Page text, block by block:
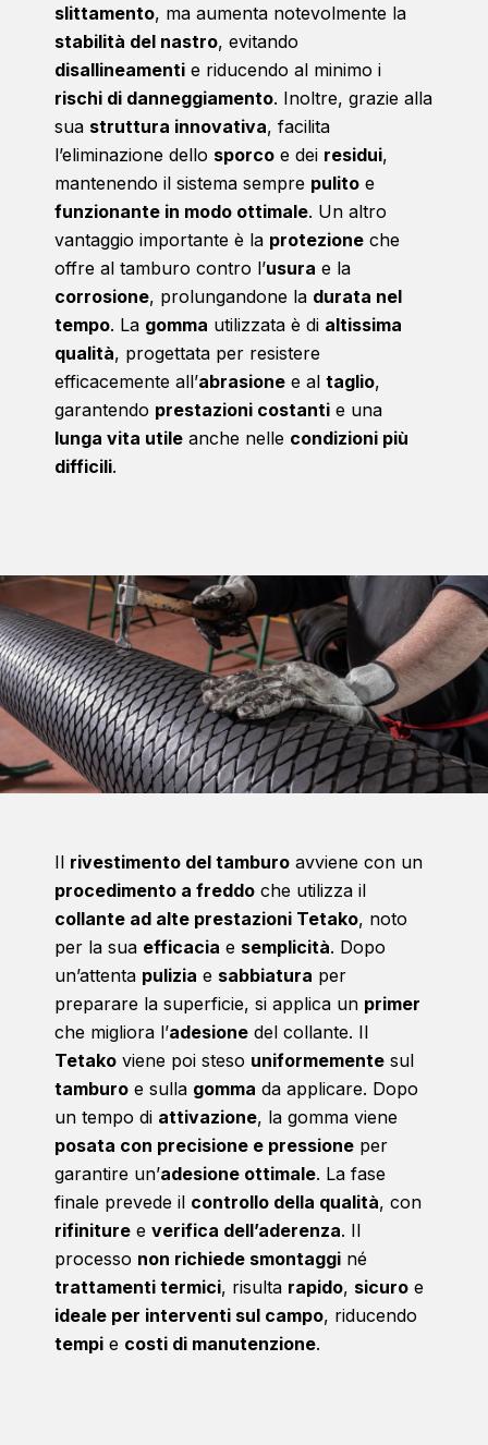
slittamento, ma aumenta notevolmente la
stabilità del nastro, evitando
disallineamenti e riducendo al minimo i
rischi di danneggiamento. Inoltre, grazie alla
sua struttura innovativa, facilita
l’eliminazione dello sporco e dei residui,
mantenendo il sistema sempre pulito e
funzionante in modo ottimale. Un altro
vantaggio importante è la protezione che
offre al tamburo contro l’usura e la
corrosione, prolungandone la durata nel
tempo. La gomma utilizzata è di altissima
qualità, progettata per resistere
efficacemente all’abrasione e al taglio,
garantendo prestazioni costanti e una
lunga vita utile anche nelle condizioni più
difficili.
Il rivestimento del tamburo avviene con un
procedimento a freddo che utilizza il
collante ad alte prestazioni Tetako, noto
per la sua efficacia e semplicità. Dopo
un’attenta pulizia e sabbiatura per
preparare la superficie, si applica un primer
che migliora l’adesione del collante. Il
Tetako viene poi steso uniformemente sul
tamburo e sulla gomma da applicare. Dopo
un tempo di attivazione, la gomma viene
posata con precisione e pressione per
garantire un’adesione ottimale. La fase
finale prevede il controllo della qualità, con
rifiniture e verifica dell’aderenza. Il
processo non richiede smontaggi né
trattamenti termici, risulta rapido, sicuro e
ideale per interventi sul campo, riducendo
tempi e costi di manutenzione.